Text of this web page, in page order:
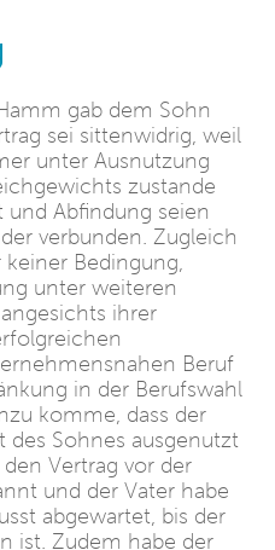
gab dem Sohn
sei sittenwidrig, weil
unter Ausnutzung
zustande
Abfindung seien
verbunden. Zugleich
Bedingung,
unter weiteren
ihrer
Beruf
in der Berufswahl
komme, dass der
des Sohnes ausgenutzt
Vertrag vor der
und der Vater habe
abgewartet, bis der
ist. Zudem habe der